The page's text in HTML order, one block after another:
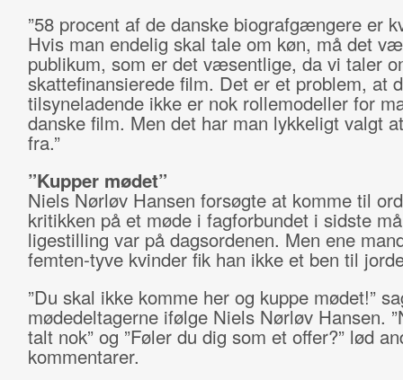
”58 procent af de danske biografgængere er
Hvis man endelig skal tale om køn, må det
publikum, som er det væsentlige, da vi taler
skattefinansierede film. Det er et problem, at
tilsyneladende ikke er nok rollemodeller for
danske film. Men det har man lykkeligt valgt
fra.”
”Kupper mødet”
Niels Nørløv Hansen forsøgte at komme til
kritikken på et møde i fagforbundet i sidste
ligestilling var på dagsordenen. Men ene
femten-tyve kvinder fik han ikke et ben til
”Du skal ikke komme her og kuppe mødet!”
mødedeltagerne ifølge Niels Nørløv Hansen.
talt nok” og ”Føler du dig som et offer?” lød
kommentarer.